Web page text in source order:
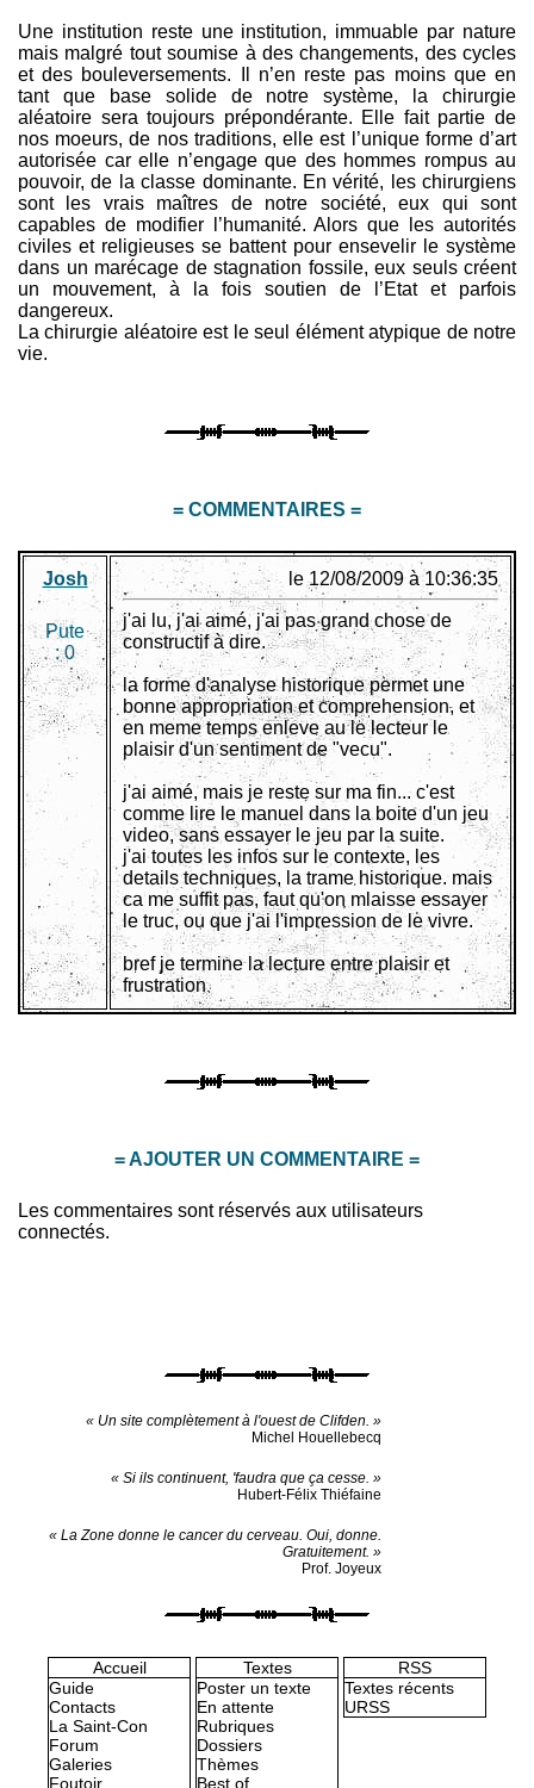
Une institution reste une institution, immuable par nature
mais malgré tout soumise à des changements, des cycles
et des bouleversements. Il n’en reste pas moins que en
tant que base solide de notre système, la chirurgie
aléatoire sera toujours prépondérante. Elle fait partie de
nos moeurs, de nos traditions, elle est l’unique forme d’art
autorisée car elle n’engage que des hommes rompus au
pouvoir, de la classe dominante. En vérité, les chirurgiens
sont les vrais maîtres de notre société, eux qui sont
capables de modifier l’humanité. Alors que les autorités
civiles et religieuses se battent pour ensevelir le système
dans un marécage de stagnation fossile, eux seuls créent
un mouvement, à la fois soutien de l’Etat et parfois
dangereux.
La chirurgie aléatoire est le seul élément atypique de notre
vie.
= COMMENTAIRES =
Josh
Pute
:0
le 12/08/2009 à 10:36:35
j'ai lu, j'ai aimé, j'ai pas grand chose de
constructif à dire.
la forme d'analyse historique permet une
bonne appropriation et comprehension, et
en meme temps enleve au le lecteur le
plaisir d'un sentiment de "vecu".
j'ai aimé, mais je reste sur ma fin... c'est
comme lire le manuel dans la boite d'un jeu
video, sans essayer le jeu par la suite.
j'ai toutes les infos sur le contexte, les
details techniques, la trame historique. mais
ca me suffit pas, faut qu'on mlaisse essayer
le truc, ou que j'ai l'impression de le vivre.
bref je termine la lecture entre plaisir et
frustration
= AJOUTER UN COMMENTAIRE =
Les commentaires sont réservés aux utilisateurs
connectés.
« Un site complètement à l'ouest de Clifden. »
Michel Houellebecq
« Si ils continuent, 'faudra que ça cesse. »
Hubert-Félix Thiéfaine
« La Zone donne le cancer du cerveau. Oui, donne.
Gratuitement. »
Prof. Joyeux
Accueil
Guide
Contacts
La Saint-Con
Forum
Galeries
Foutoir
Textes
Poster un texte
En attente
Rubriques
Dossiers
Thèmes
Best of
RSS
Textes récents
URSS